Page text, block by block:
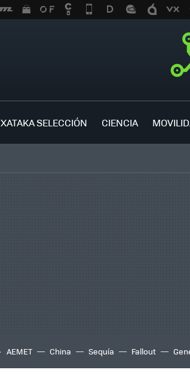
XATAKA SELECCIÓN CIENCIA
AEMET China Sequía Fallout